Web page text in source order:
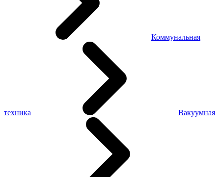
Коммунальная
техника Вакуумная